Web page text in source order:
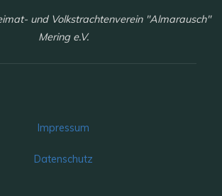
und Volkstrachtenverein "Almarausch"
Mering e.V.
Impressum
Datenschutz